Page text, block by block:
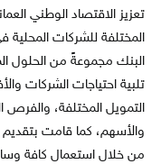
تعزيز الاقتصاد الوطني
المختلفة للشركات
البنك مجموعةً من الحلول
تلبية احتياجات الشركات
التمويل المختلفة، والفرص
والأسهم، كما قامت بتقديم
من خلال استعمال كافة